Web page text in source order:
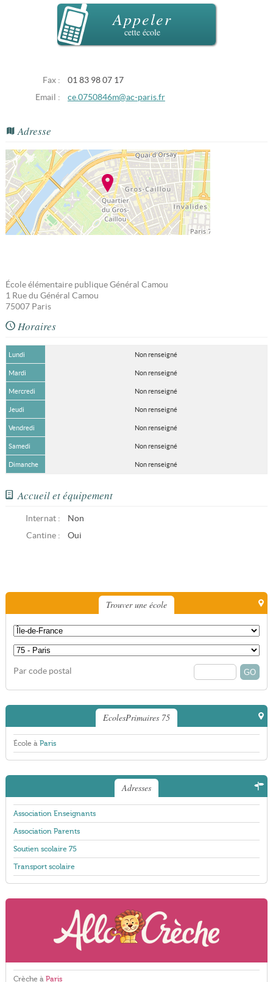
Appeler
cette école
Fax :
01 83 98 07 17
Email :
ce.0750846m@ac-paris.fr
Adresse
École élémentaire publique Général Camou
1 Rue du Général Camou
75007 Paris
Horaires
Lundi Non renseigné
Mardi Non renseigné
Mercredi Non renseigné
Jeudi Non renseigné
Vendredi Non renseigné
Samedi Non renseigné
Dimanche Non renseigné
Accueil et équipement
Internat :
Non
Cantine :
Oui
Trouver une école
Par code postal
EcolesPrimaires 75
École à Paris
Adresses
Association Enseignants
Association Parents
Soutien scolaire 75
Transport scolaire
Crèche à Paris